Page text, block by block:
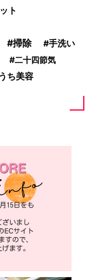
ト
掃除 手洗い
二十四節気
ち美容